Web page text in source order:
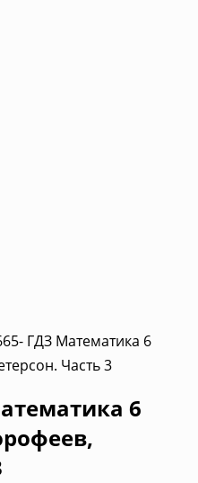
ГДЗ Математика 6
Часть 3
6